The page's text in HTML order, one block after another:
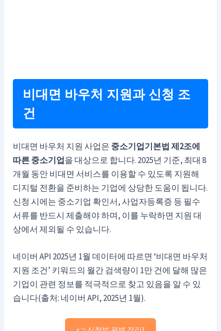
비대면 바우처 지원과 신청 조
건
비대면 바우처 지원 사업은 중소기업기본법 제2조에
따른 중소기업을 대상으로 합니다. 2025년 기준, 최대 8
개월 동안 비대면 서비스를 이용할 수 있도록 지원해
디지털 전환을 준비하는 기업에 상당한 도움이 됩니다.
신청 시에는 중소기업 확인서, 사업자등록증 등 필수
서류를 반드시 제출해야 하며, 이를 누락하면 지원 대
상에서 제외될 수 있습니다.
네이버 API 2025년 1월 데이터에 따르면 ‘비대면 바우처
지원 조건’ 키워드의 월간 검색량이 1만 건에 달해 많은
기업이 관련 정보를 적극적으로 찾고 있음을 알 수 있
습니다(출처: 네이버 API, 2025년 1월).